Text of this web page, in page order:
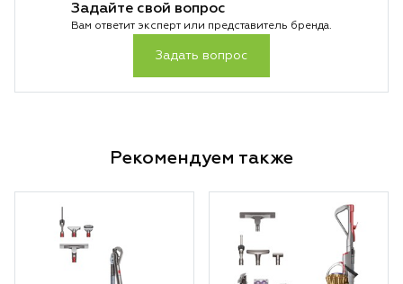
Задайте свой вопрос
Вам ответит эксперт или представитель бренда.
Задать вопрос
Рекомендуем также